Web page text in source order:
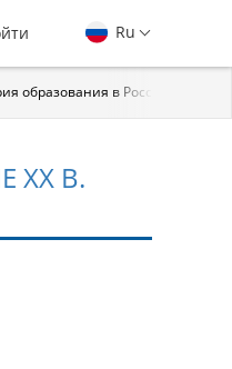
Ru
образования в России
XX В.